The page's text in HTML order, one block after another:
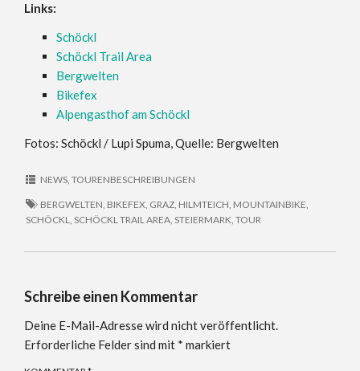
Links:
Schöckl
Schöckl Trail Area
Bergwelten
Bikefex
Alpengasthof am Schöckl
Fotos: Schöckl / Lupi Spuma, Quelle: Bergwelten
NEWS, TOURENBESCHREIBUNGEN
BERGWELTEN, BIKEFEX, GRAZ, HILMTEICH, MOUNTAINBIKE,
SCHÖCKL, SCHÖCKL TRAIL AREA, STEIERMARK, TOUR
Schreibe einen Kommentar
Deine E-Mail-Adresse wird nicht veröffentlicht.
Erforderliche Felder sind mit * markiert